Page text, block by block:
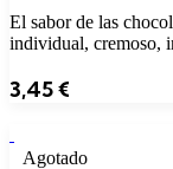
El sabor de las
individual, cremoso,
3,45€
Agotado